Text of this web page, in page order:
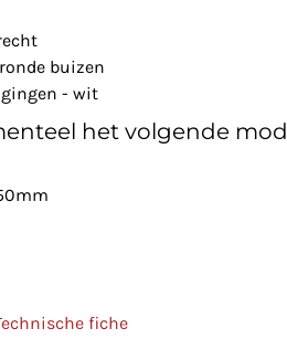
buizen
- wit
het volgende
fiche